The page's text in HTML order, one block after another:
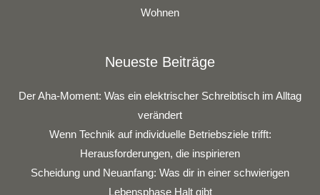
Wohnen
Neueste Beiträge
Der Aha-Moment: Was ein elektrischer Schreibtisch im Alltag
verändert
Wenn Technik auf individuelle Betriebsziele trifft:
Herausforderungen, die inspirieren
Scheidung und Neuanfang: Was dir in einer schwierigen
Lebensphase Halt gibt